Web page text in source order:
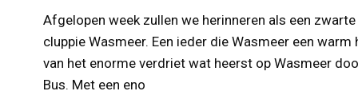
Afgelopen week zullen we herinneren als een
cluppie Wasmeer. Een ieder die Wasmeer een
van het enorme verdriet wat heerst op Wasmeer
Bus. Met een eno